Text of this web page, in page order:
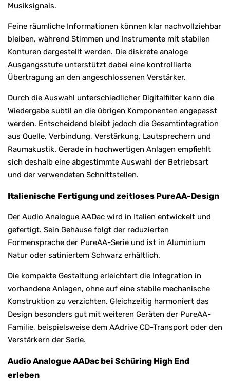
Musiksignals.
Feine räumliche Informationen können klar nachvollziehbar
bleiben, während Stimmen und Instrumente mit stabilen
Konturen dargestellt werden. Die diskrete analoge
Ausgangsstufe unterstützt dabei eine kontrollierte
Übertragung an den angeschlossenen Verstärker.
Durch die Auswahl unterschiedlicher Digitalfilter kann die
Wiedergabe subtil an die übrigen Komponenten angepasst
werden. Entscheidend bleibt jedoch die Gesamtintegration
aus Quelle, Verbindung, Verstärkung, Lautsprechern und
Raumakustik. Gerade in hochwertigen Anlagen empfiehlt
sich deshalb eine abgestimmte Auswahl der Betriebsart
und der verwendeten Schnittstellen.
Italienische Fertigung und zeitloses PureAA-Design
Der Audio Analogue AADac wird in Italien entwickelt und
gefertigt. Sein Gehäuse folgt der reduzierten
Formensprache der PureAA-Serie und ist in Aluminium
Natur oder satiniertem Schwarz erhältlich.
Die kompakte Gestaltung erleichtert die Integration in
vorhandene Anlagen, ohne auf eine stabile mechanische
Konstruktion zu verzichten. Gleichzeitig harmoniert das
Design besonders gut mit weiteren Geräten der PureAA-
Familie, beispielsweise dem AAdrive CD-Transport oder den
Verstärkern der Serie.
Audio Analogue AADac bei Schüring High End
erleben